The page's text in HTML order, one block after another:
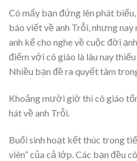
Có mấy bạn đứng lên phát
báo viết về anh Trỗi, nhưng
anh kể cho nghe về cuộc đời
điểm với cô giáo là lâu nay
Nhiều bạn đề ra quyết tâm
Khoảng mười giờ thì cô giáo
hát về anh Trỗi.
Buổi sinh hoạt kết thúc trong
viên” của cả lớp. Các bạn đều